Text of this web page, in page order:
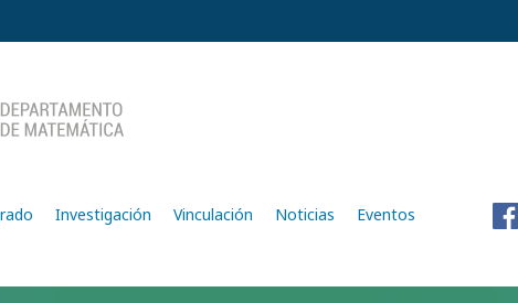
Investigación Vinculación Noticias
Eventos